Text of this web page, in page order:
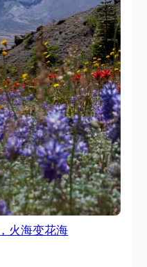
火海变花海